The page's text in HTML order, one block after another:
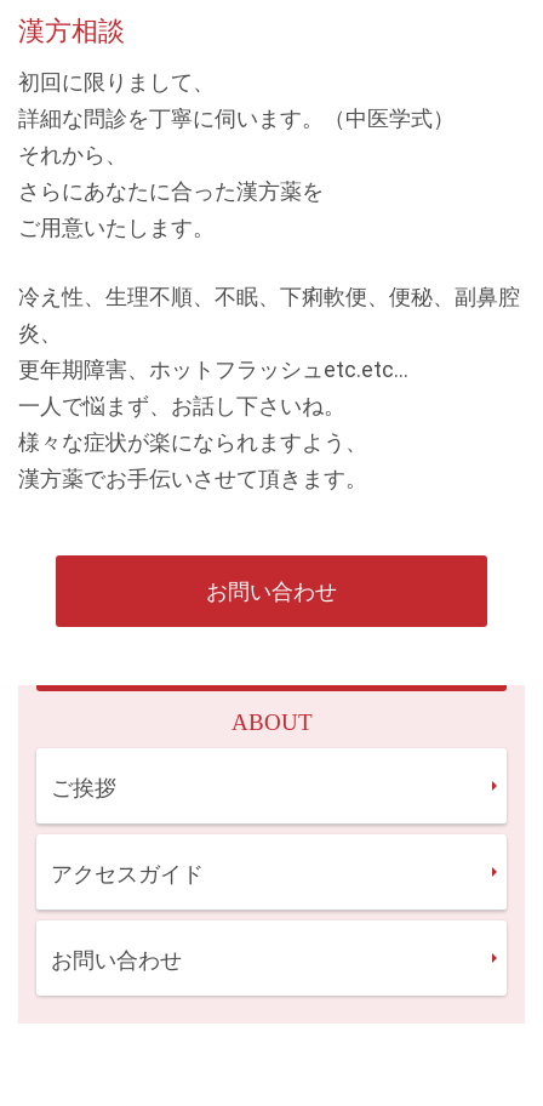
漢方相談
初回に限りまして、
詳細な問診を丁寧に伺います。（中医学式）
それから、
さらにあなたに合った漢方薬を
ご用意いたします。
冷え性、生理不順、不眠、下痢軟便、便秘、副鼻腔
炎、
更年期障害、ホットフラッシュetc.etc...
一人で悩まず、お話し下さいね。
様々な症状が楽になられますよう、
漢方薬でお手伝いさせて頂きます。
お問い合わせ
ABOUT
ご挨拶
アクセスガイド
お問い合わせ